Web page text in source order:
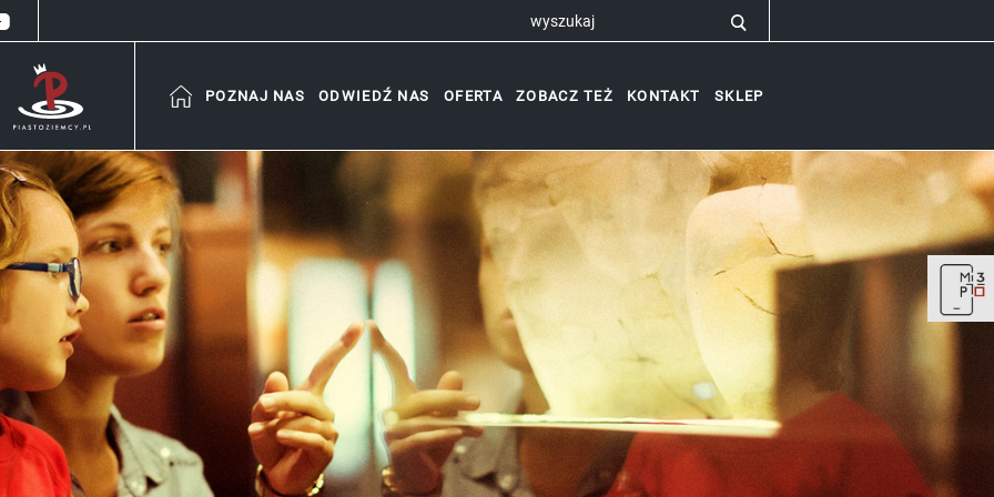
POZNAJ NAS ODWIEDŹ NAS OFERTA ZOBACZ TEŻ KONTAKT SKLEP